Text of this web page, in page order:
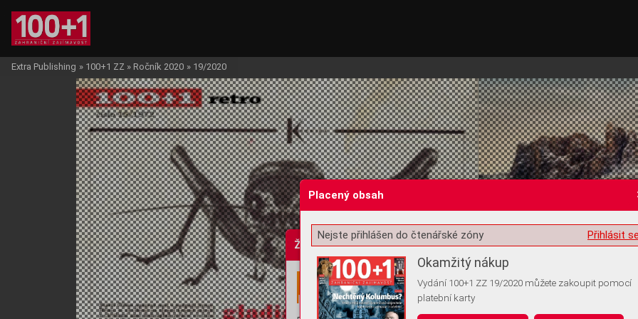
Žádost o souhlas s ukládáním volitelných informací
Extra Publishing » 100+1 ZZ » Ročník 2020 » 19/2020
Placený obsah
Přihlásit
Nejste přihlášen do čtenářské zóny
Okamžitý nákup
Vydání 100+1 ZZ 19/2020 můžete zakoupit pomocí
platební karty